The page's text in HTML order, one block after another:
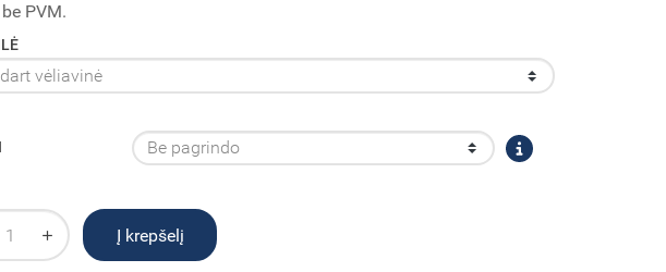
PVM.
Į krepšelį